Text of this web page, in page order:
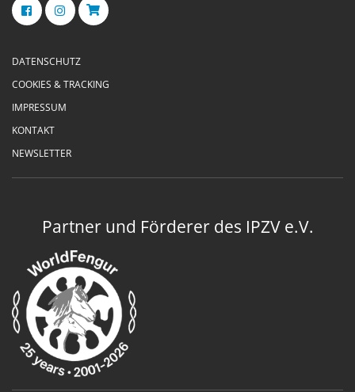
DATENSCHUTZ
COOKIES & TRACKING
IMPRESSUM
KONTAKT
NEWSLETTER
Partner und Förderer des IPZV e.V.